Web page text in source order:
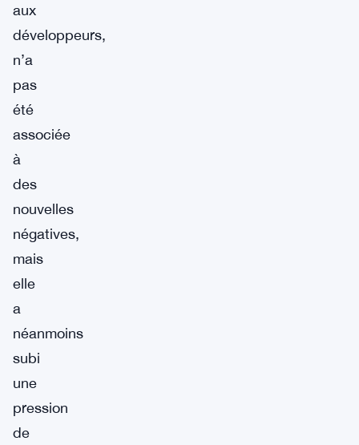
aux
développeurs,
n’a
pas
été
associée
à
des
nouvelles
négatives,
mais
elle
a
néanmoins
subi
une
pression
de